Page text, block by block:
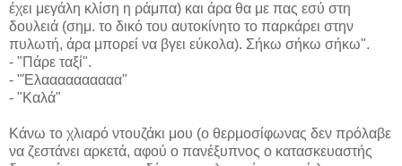
έχει μεγάλη κλίση η ράμπα) και άρα θα με πας εσύ στη
δουλειά (σημ. το δικό του αυτοκίνητο το παρκάρει στην
πυλωτή, άρα μπορεί να βγει εύκολα). Σήκω σήκω σήκω".
- "Πάρε ταξί".
- "Έλαααααααααα"
- "Καλά"
Κάνω το χλιαρό ντουζάκι μου (ο θερμοσίφωνας δεν πρόλαβε
να ζεστάνει αρκετά, αφού ο πανέξυπνος ο κατασκευαστής